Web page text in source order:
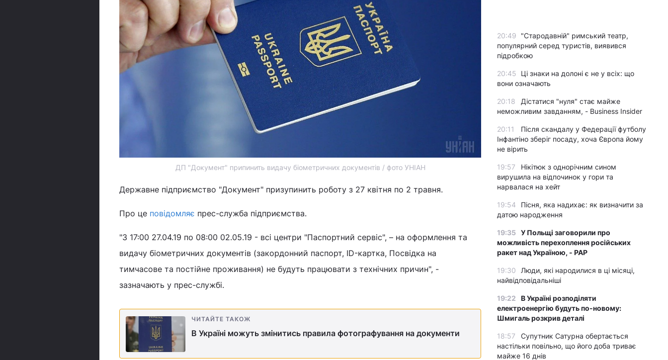
ДП "Документ" припинить видачу біометричних документів / фото УНІАН
Державне підприємство "Документ" призупинить роботу з 27 квітня по 2 травня.
Про це повідомляє прес-служба підприємства.
"З 17:00 27.04.19 по 08:00 02.05.19 - всі центри "Паспортний сервіс", – на оформлення та
видачу біометричних документів (закордонний паспорт, ID-картка, Посвідка на
тимчасове та постійне проживання) не будуть працювати з технічних причин", -
зазначають у прес-службі.
ЧИТАЙТЕ ТАКОЖ
В Україні можуть змінитись правила фотографування на документи
20:49
"Стародавній" римський театр,
популярний серед туристів, виявився
підробкою
20:45
Ці знаки на долоні є не у всіх: що
вони означають
20:18
Дістатися "нуля" стає майже
неможливим завданням, - Business Insider
20:11
Після скандалу у Федерації футболу
Інфантіно зберіг посаду, хоча Європа йому
не вірить
19:57
Нікітюк з однорічним сином
вирушила на відпочинок у гори та
нарвалася на хейт
19:54
Пісня, яка надихає: як визначити за
датою народження
19:35 У Польщі заговорили про
можливість перехоплення російських
ракет над Україною, - PAP
19:30
Люди, які народилися в ці місяці,
найвідповідальніші
19:22
В Україні розподіляти
електроенергію будуть по-новому:
Шмигаль розкрив деталі
18:57
Супутник Сатурна обертається
настільки повільно, що його доба триває
майже 16 днів